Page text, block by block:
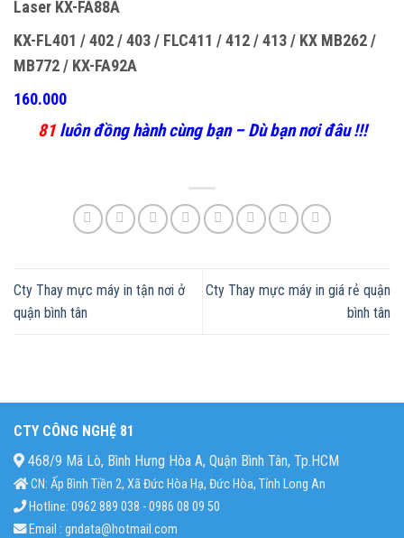
Laser KX-FA88A
KX-FL401 / 402 / 403 / FLC411 / 412 / 413 / KX MB262 /
MB772 / KX-FA92A
160.000
81luôn đồng hành cùng bạn – Dù bạn nơi đâu !!!
Cty Thay mực máy in tận nơi ở
quận bình tân
Cty Thay mực máy in giá rẻ quận
bình tân
CTY CÔNG NGHỆ 81
468/9 Mã Lò, Bình Hưng Hòa A, Quận Bình Tân, Tp.HCM
CN: Ấp Bình Tiền 2, Xã Đức Hòa Hạ, Đức Hòa, Tỉnh Long An
Hotline: 0962 889 038 - 0986 08 09 50
Email : gndata@hotmail.com